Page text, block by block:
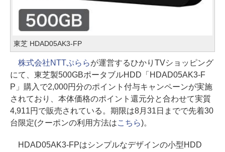
東芝 HDAD05AK3-FP
株式会社NTTぷららが運営するひかりTVショッピング
にて、東芝製500GBポータブルHDD「HDAD05AK3-F
P」購入で2,000円分のポイント付与キャンペーンが実施
されており、本体価格のポイント還元分と合わせて実質
4,911円で販売されている。期限は8月31日までで先着30
台限定(クーポンの利用方法はこちら)。
HDAD05AK3-FPはシンプルなデザインの小型HDD